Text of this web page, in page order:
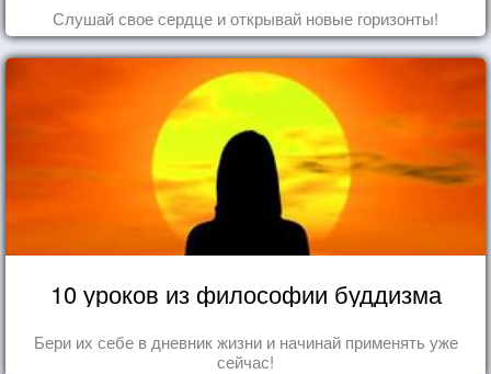
Слушай свое сердце и открывай новые горизонты!
10 уроков из философии буддизма
Бери их себе в дневник жизни и начинай применять уже
сейчас!